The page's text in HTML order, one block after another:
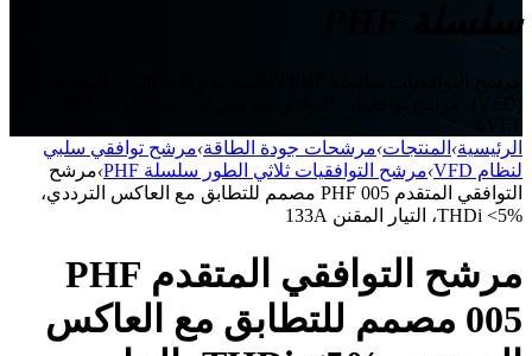
الرئيسية› المنتجات›مرشحات جودة الطاقة›مرشح توافقي سلبي
لنظام VFD
›مرشح التوافقيات ثلاثي الطور سلسلة PHF ›مرشح
التوافقي المتقدم PHF 005 مصمم للتطابق مع العاكس الترددي،
THDi <5%، التيار المقنن 133A
مرشح التوافقي المتقدم PHF
005 مصمم للتطابق مع العاكس